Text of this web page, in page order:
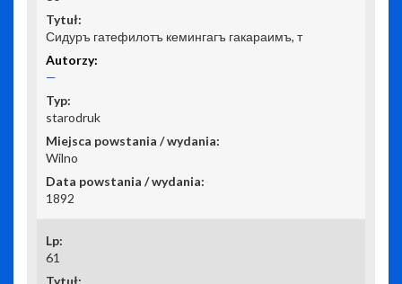
Сидуръ гатефилотъ кемингагъ гакараимъ, т
—
starodruk
Wilno
1892
61